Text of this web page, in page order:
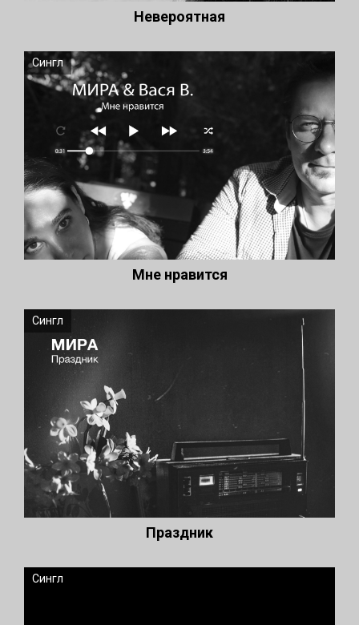
Невероятная
Сингл
Мне нравится
Сингл
Праздник
Сингл